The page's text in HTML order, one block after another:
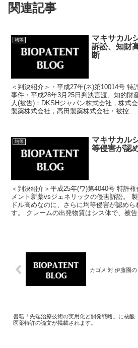
関連記事
均等
マキサカル
訴訟、知財
断
＜判決紹介＞・平成27年(ネ)第10014号 特
事件・平成28年3月25日判決言渡、知的財
人(被告)：DKSHジャパン株式会社，株式
製薬株式会社，高田製薬株式会社・被控...
均等
マキサカル
等侵害が認
＜判決紹介＞平成25年(ワ)第4040号 特許
メント新薬vsジェネリックの侵害訴訟。
ドル高めなのに、さらに均等侵害が認め
す。 クレームの出発物質はシス体で、被
カゴメ 対 伊藤園
書籍「先端治療技術の実用化と開発戦略」に核酸
医薬特許の論文が掲載されます。